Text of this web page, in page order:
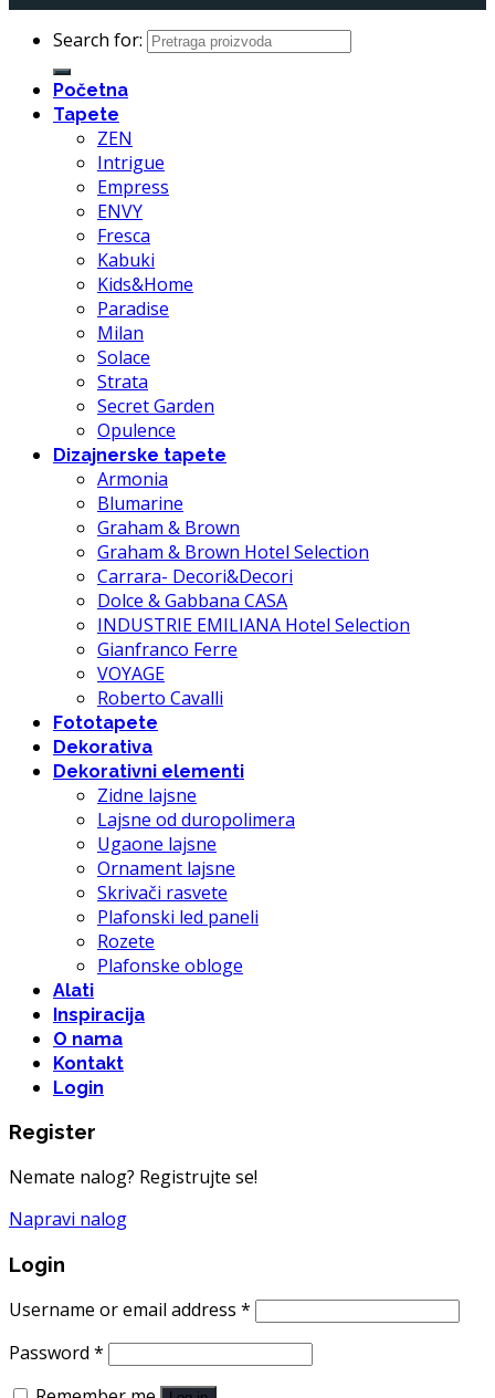
Search for:
Početna
Tapete
ZEN
Intrigue
Empress
ENVY
Fresca
Kabuki
Kids&Home
Paradise
Milan
Solace
Strata
Secret Garden
Opulence
Dizajnerske tapete
Armonia
Blumarine
Graham & Brown
Graham & Brown Hotel Selection
Carrara- Decori&Decori
Dolce & Gabbana CASA
INDUSTRIE EMILIANA Hotel Selection
Gianfranco Ferre
VOYAGE
Roberto Cavalli
Fototapete
Dekorativa
Dekorativni elementi
Zidne lajsne
Lajsne od duropolimera
Ugaone lajsne
Ornament lajsne
Skrivači rasvete
Plafonski led paneli
Rozete
Plafonske obloge
Alati
Inspiracija
O nama
Kontakt
Login
Register
Nemate nalog? Registrujte se!
Napravi nalog
Login
Username or email address *
Password *